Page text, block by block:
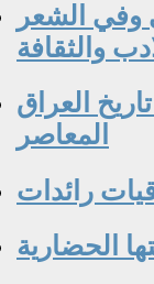
وفي الشعر
والثقافة
العراق
المعاصر
رائدات
الحضارية